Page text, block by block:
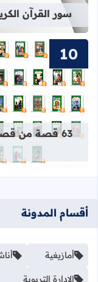
سور القرآن
أقسام المدونة
أمازيغية
الادارة التربوية